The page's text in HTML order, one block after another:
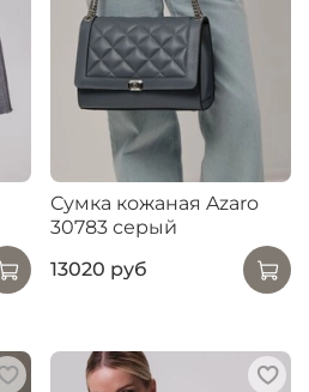
Сумка кожаная Azaro
30783 серый
13020 руб